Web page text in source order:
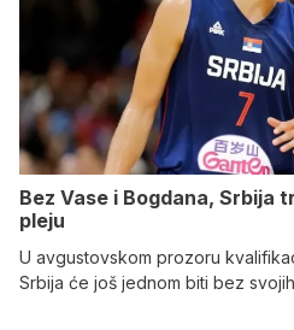
Bez Vase i Bogdana, Srbija
pleju
U avgustovskom prozoru
Srbija će još jednom biti bez